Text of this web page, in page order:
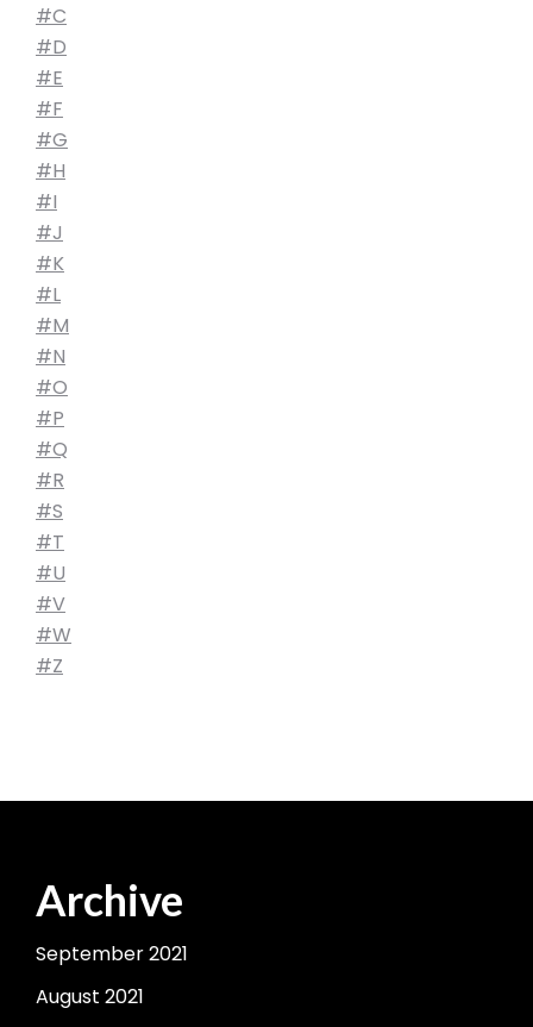
#C
#D
#E
#F
#G
#H
#I
#J
#K
#L
#M
#N
#O
#P
#Q
#R
#S
#T
#U
#V
#W
#Z
Archive
September 2021
August 2021